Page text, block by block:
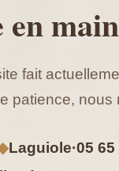
en
fait
patience, nous
Laguiole·05 65